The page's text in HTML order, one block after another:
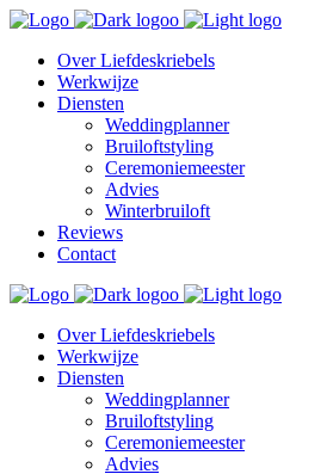
Over Liefdeskriebels
Werkwijze
Diensten
Weddingplanner
Bruiloftstyling
Ceremoniemeester
Advies
Winterbruiloft
Reviews
Contact
Over Liefdeskriebels
Werkwijze
Diensten
Weddingplanner
Bruiloftstyling
Ceremoniemeester
Advies